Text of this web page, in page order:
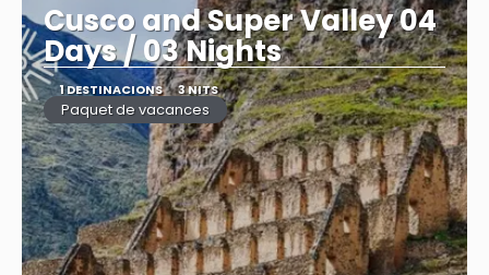
Cusco and Super Valley 04
Days / 03 Nights
1 DESTINACIONS 3 NITS
Paquet de vacances